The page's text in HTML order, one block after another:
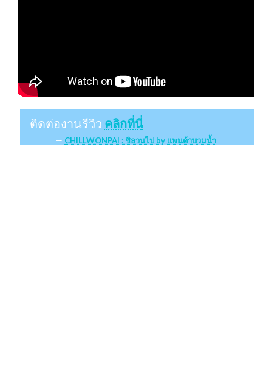
ติดต่องานรีวิว คลิกที่นี่
CHILLWONPAI : ชิลวนไป by แพนด้าบวมน้ำ